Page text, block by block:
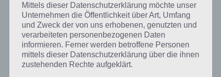
Ebenfalls im gleichen Level wie “Sänger” befinden sich
Kunstströmungen” und “Bild: Saal mit Stühlen “. Klicke einfach auf
den Sachverhalt, um zur 94% Lösung zu gelangen.
Über 94%
Mittels dieser Datenschutzerklärung möchte unser
Unternehmen die Öffentlichkeit über Art, Umfang
und Zweck der von uns erhobenen, genutzten und
verarbeiteten personenbezogenen Daten
informieren. Ferner werden betroffene Personen
mittels dieser Datenschutzerklärung über die ihnen
zustehenden Rechte aufgeklärt.